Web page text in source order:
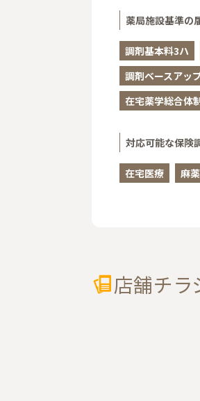
薬局施設基準の
調剤基本料3ハ
調剤ベースアッ
在宅薬学総合体
対応可能な保険
在宅医療 麻
店舗チラ